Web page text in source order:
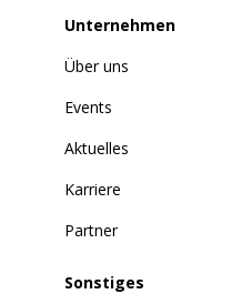
Unternehmen
Über uns
Events
Aktuelles
Karriere
Partner
Sonstiges